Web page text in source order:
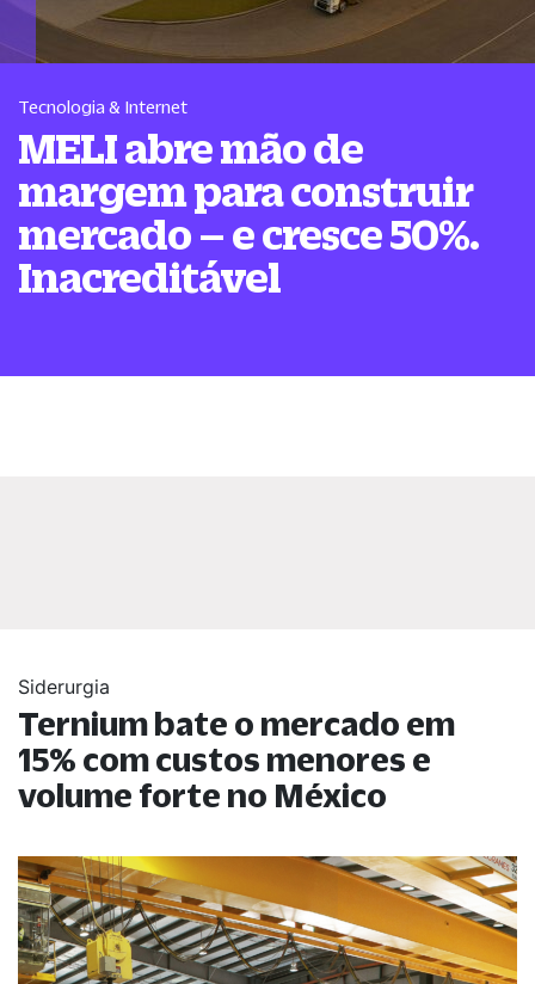
Tecnologia & Internet
MELI abre mão de
margem para construir
mercado – e cresce 50%.
Inacreditável
Siderurgia
Ternium bate o mercado em
15% com custos menores e
volume forte no México